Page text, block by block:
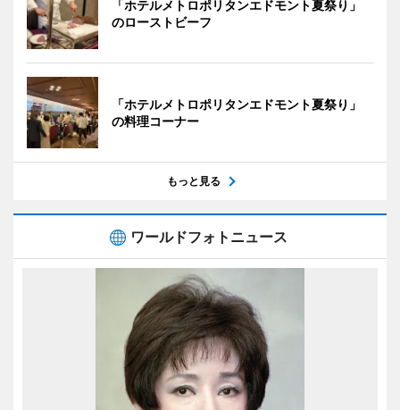
「ホテルメトロポリタンエドモント夏祭り」
のローストビーフ
「ホテルメトロポリタンエドモント夏祭り」
の料理コーナー
もっと見る
ワールドフォトニュース